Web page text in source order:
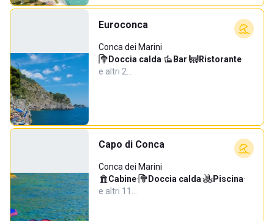
Euroconca
Conca dei Marini
Doccia calda· Bar· Ristorante·
e altri 2…
Capo di Conca
Conca dei Marini
Cabine· Doccia calda· Piscina·
e altri 11…